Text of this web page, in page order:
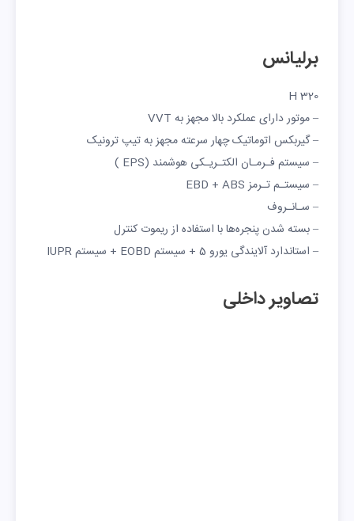
برلیانس
H 320
– موتور دارای عملکرد بالا مجهز به VVT
– گیربکس اتوماتیک چهار سرعته مجهز به تیپ ترونیک
– سیستم فـرمـان الکتـریـکی هوشمند (EPS )
– سیستـم تـرمز EBD + ABS
– سـانـروف
– بسته شدن پنجره‌ها با استفاده از ريموت كنترل
– استاندارد آلایندگی یورو 5 + سیستم EOBD + سیستم IUPR
تصاویر داخلی